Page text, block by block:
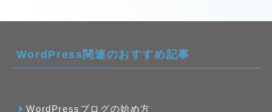
WordPress関連のおすすめ記事
WordPressブログの始め方